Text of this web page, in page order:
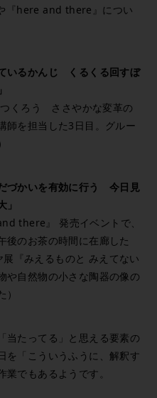
『here and there』につい
いるかんじ くるくる回すぼ
つくろう ささやかな変革の
師を担当した3日目。グルー
づかいを有効に行う 今日見
there』 発売イベントで、
後のお茶の時間に在廊した
『みえるものと みえてない
や自然物の小さな陶器の像の
当たってる」と思える要素の
を「こういうふうに、解釈す
でもあるようです。